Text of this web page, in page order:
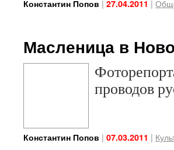
Константин Попов | 27.04.2011 |
Масленица в
проводов
Константин Попов | 07.03.2011 |